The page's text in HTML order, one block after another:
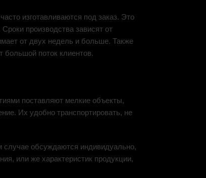
изготавливаются под заказ. Это
производства зависят от
от двух недель и больше. Также
большой поток клиентов.
поставляют мелкие объекты,
Их удобно транспортировать, не
случае обсуждаются индивидуально,
или же характеристик продукции,